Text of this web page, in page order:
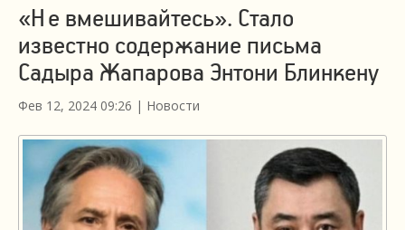
«Не вмешивайтесь». Стало
известно содержание письма
Садыра Жапарова Энтони Блинкену
Фев 12, 2024 09:26 | Новости